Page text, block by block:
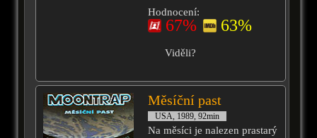
Hodnocení:
67% 63%
Viděli?
Měsíční past
USA, 1989, 92min
Na měsíci je nalezen prastarý